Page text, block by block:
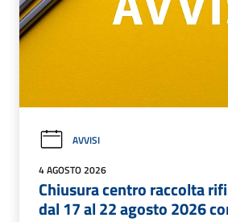
AVVISI
4 AGOSTO 2026
Chiusura centro raccolta
dal 17 al 22 agosto 2026